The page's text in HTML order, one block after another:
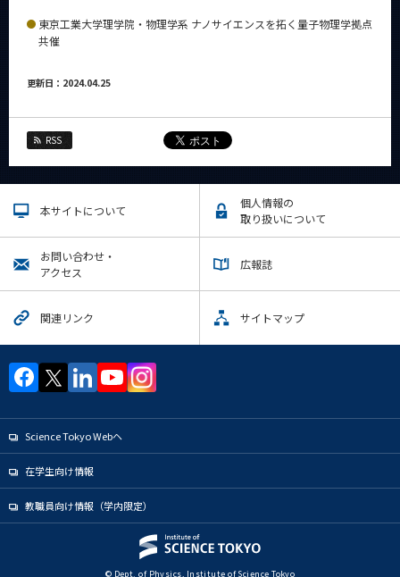
東京工業大学理学院・物理学系 ナノサイエンスを拓く量子物理学拠点
共催
更新日：2024.04.25
RSS
本サイトについて
個人情報の
取り扱いについて
お問い合わせ・
アクセス
広報誌
関連リンク サイトマップ
Science Tokyo Webヘ
在学生向け情報
教職員向け情報（学内限定）
© Dept. of Physics, Institute of Science Tokyo